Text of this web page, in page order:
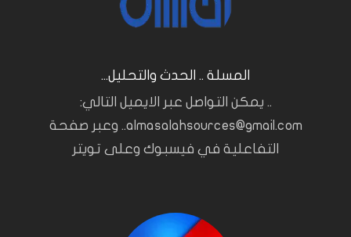
المسلة .. الحدث والتحليل...
.. يمكن التواصل عبر الايميل التالي:
almasalahsources@gmail.com.. وعبر صفحة
التفاعلية في فيسبوك وعلى تويتر